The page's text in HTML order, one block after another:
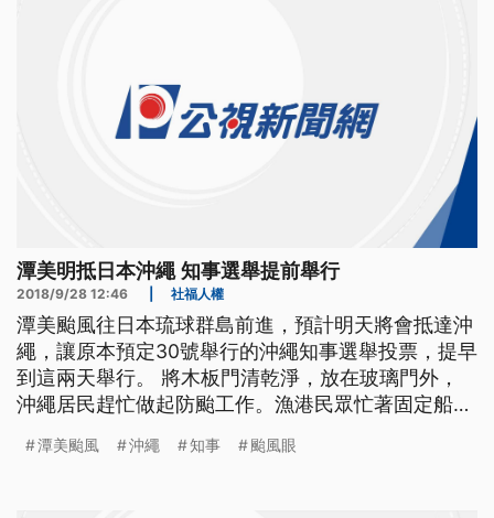
潭美明抵日本沖繩 知事選舉提前舉行
2018/9/28 12:46 社福人權
潭美颱風往日本琉球群島前進，預計明天將會抵達沖
繩，讓原本預定30號舉行的沖繩知事選舉投票，提早
到這兩天舉行。 將木板門清乾淨，放在玻璃門外，
沖繩居民趕忙做起防颱工作。漁港民眾忙著固定船
麼辛苦種出的秋葵眼看就要全付諸流水了，還是希望
潭美颱風 沖繩 知事 颱風眼